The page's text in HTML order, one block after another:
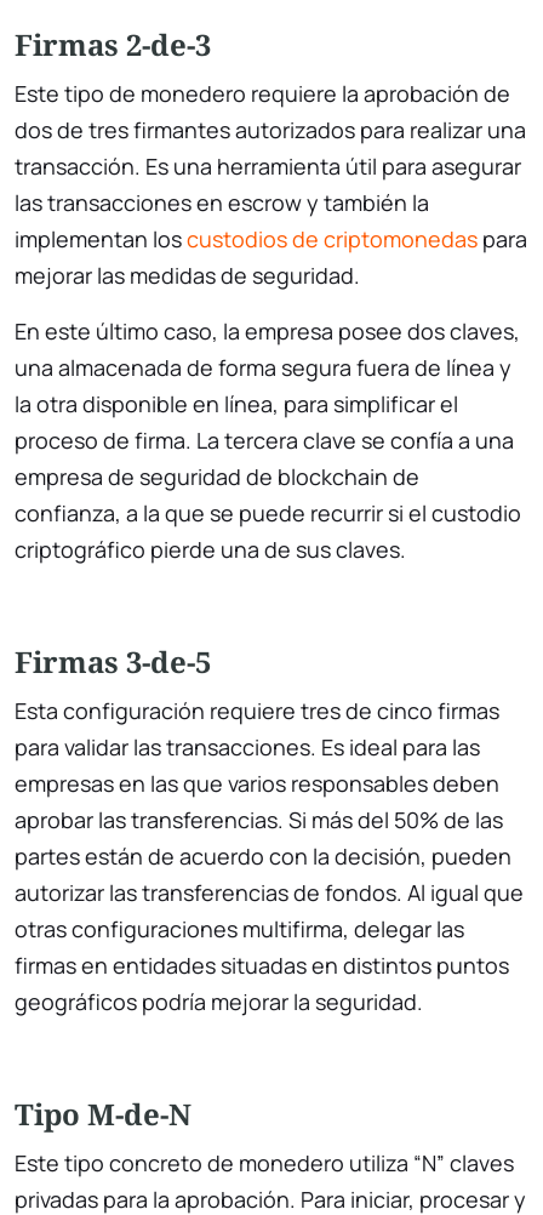
Firmas 2-de-3
Este tipo de monedero requiere la aprobación de
dos de tres firmantes autorizados para realizar una
transacción. Es una herramienta útil para asegurar
las transacciones en escrow y también la
implementan loscustodios de criptomonedas para
mejorar las medidas de seguridad.
En este último caso, la empresa posee dos claves,
una almacenada de forma segura fuera de línea y
la otra disponible en línea, para simplificar el
proceso de firma. La tercera clave se confía a una
empresa de seguridad de blockchain de
confianza, a la que se puede recurrir si el custodio
criptográfico pierde una de sus claves.
Firmas 3-de-5
Esta configuración requiere tres de cinco firmas
para validar las transacciones. Es ideal para las
empresas en las que varios responsables deben
aprobar las transferencias. Si más del 50% de las
partes están de acuerdo con la decisión, pueden
autorizar las transferencias de fondos. Al igual que
otras configuraciones multifirma, delegar las
firmas en entidades situadas en distintos puntos
geográficos podría mejorar la seguridad.
Tipo M-de-N
Este tipo concreto de monedero utiliza “N” claves
privadas para la aprobación. Para iniciar, procesar y